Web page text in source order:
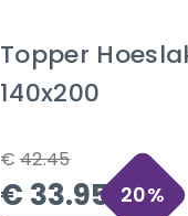
Topper
140x200
€ 42.45
€ 33.95 20%